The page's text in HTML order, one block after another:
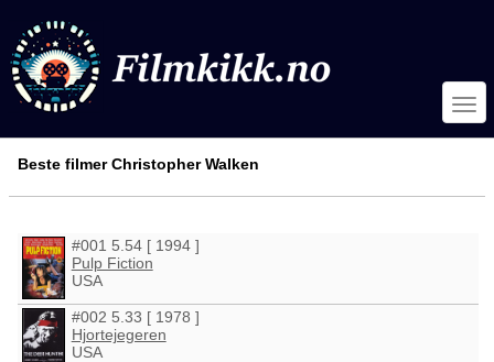
Beste filmer Christopher Walken
#001 5.54 [ 1994 ]
Pulp Fiction
USA
#002 5.33 [ 1978 ]
Hjortejegeren
USA